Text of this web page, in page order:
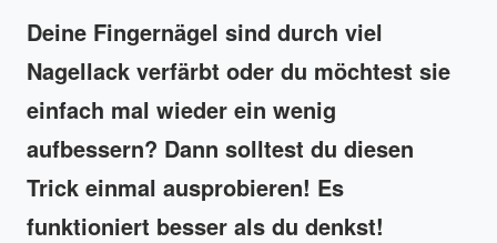
Deine Fingernägel sind durch viel
Nagellack verfärbt oder du möchtest sie
einfach mal wieder ein wenig
aufbessern? Dann solltest du diesen
Trick einmal ausprobieren! Es
funktioniert besser als du denkst!